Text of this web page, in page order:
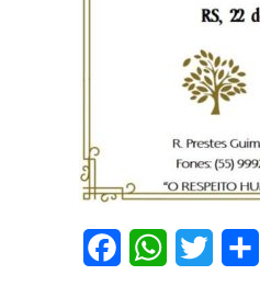
FacebookWhatsApp
Twitter